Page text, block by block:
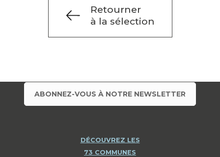
Retourner
à la sélection
ABONNEZ-VOUS À NOTRE NEWSLETTER
DÉCOUVREZ LES
73 COMMUNES